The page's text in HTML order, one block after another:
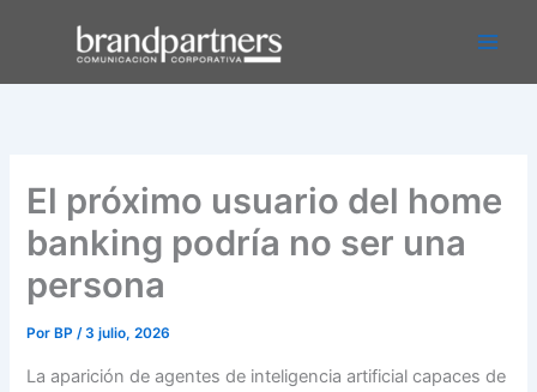
contenido
El próximo usuario del home
banking podría no ser una
persona
Por BP/3 julio, 2026
La aparición de agentes de inteligencia artificial capaces de